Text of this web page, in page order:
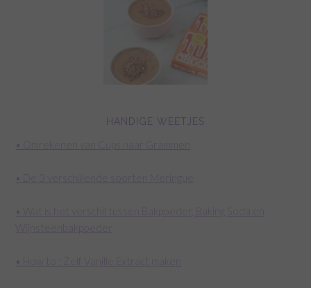
HANDIGE WEETJES
• Omrekenen van Cups naar Grammen
• De 3 verschillende soorten Meringue
• Wat is het verschil tussen Bakpoeder, Baking Soda en
• How to : Zelf Vanille Extract maken